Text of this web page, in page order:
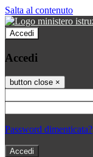
Salta al contenuto
Accedi
Accedi
button close ×
Password dimenticata?